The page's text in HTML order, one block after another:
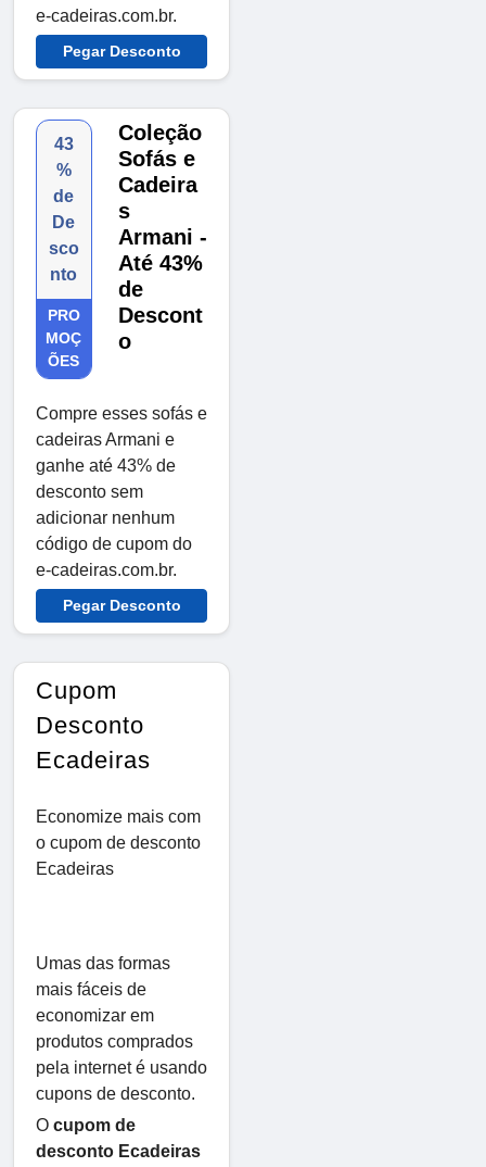
e-cadeiras.com.br.
Pegar Desconto
43
%
de
De
sco
nto
PRO
MOÇ
ÕES
Coleção
Sofás e
Cadeira
s
Armani -
Até 43%
de
Descont
o
Compre esses sofás e
cadeiras Armani e
ganhe até 43% de
desconto sem
adicionar nenhum
código de cupom do
e-cadeiras.com.br.
Pegar Desconto
Cupom
Desconto
Ecadeiras
Economize mais com
o cupom de desconto
Ecadeiras
Umas das formas
mais fáceis de
economizar em
produtos comprados
pela internet é usando
cupons de desconto.
O cupom de
desconto Ecadeiras